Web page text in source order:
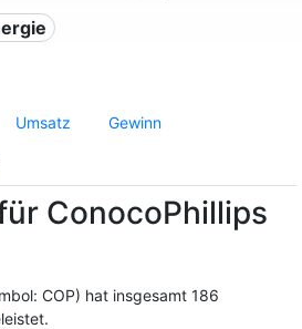
Umsatz Gewinn
ConocoPhillips
COP) hat insgesamt 186